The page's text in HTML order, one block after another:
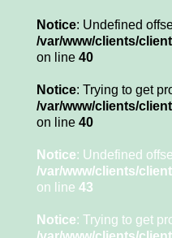
Notice: Undefined
/var/www/clients/
on line 40
Notice: Trying to get
/var/www/clients/
on line 40
Notice: Undefined
/var/www/clients/
on line 43
Notice: Trying to get